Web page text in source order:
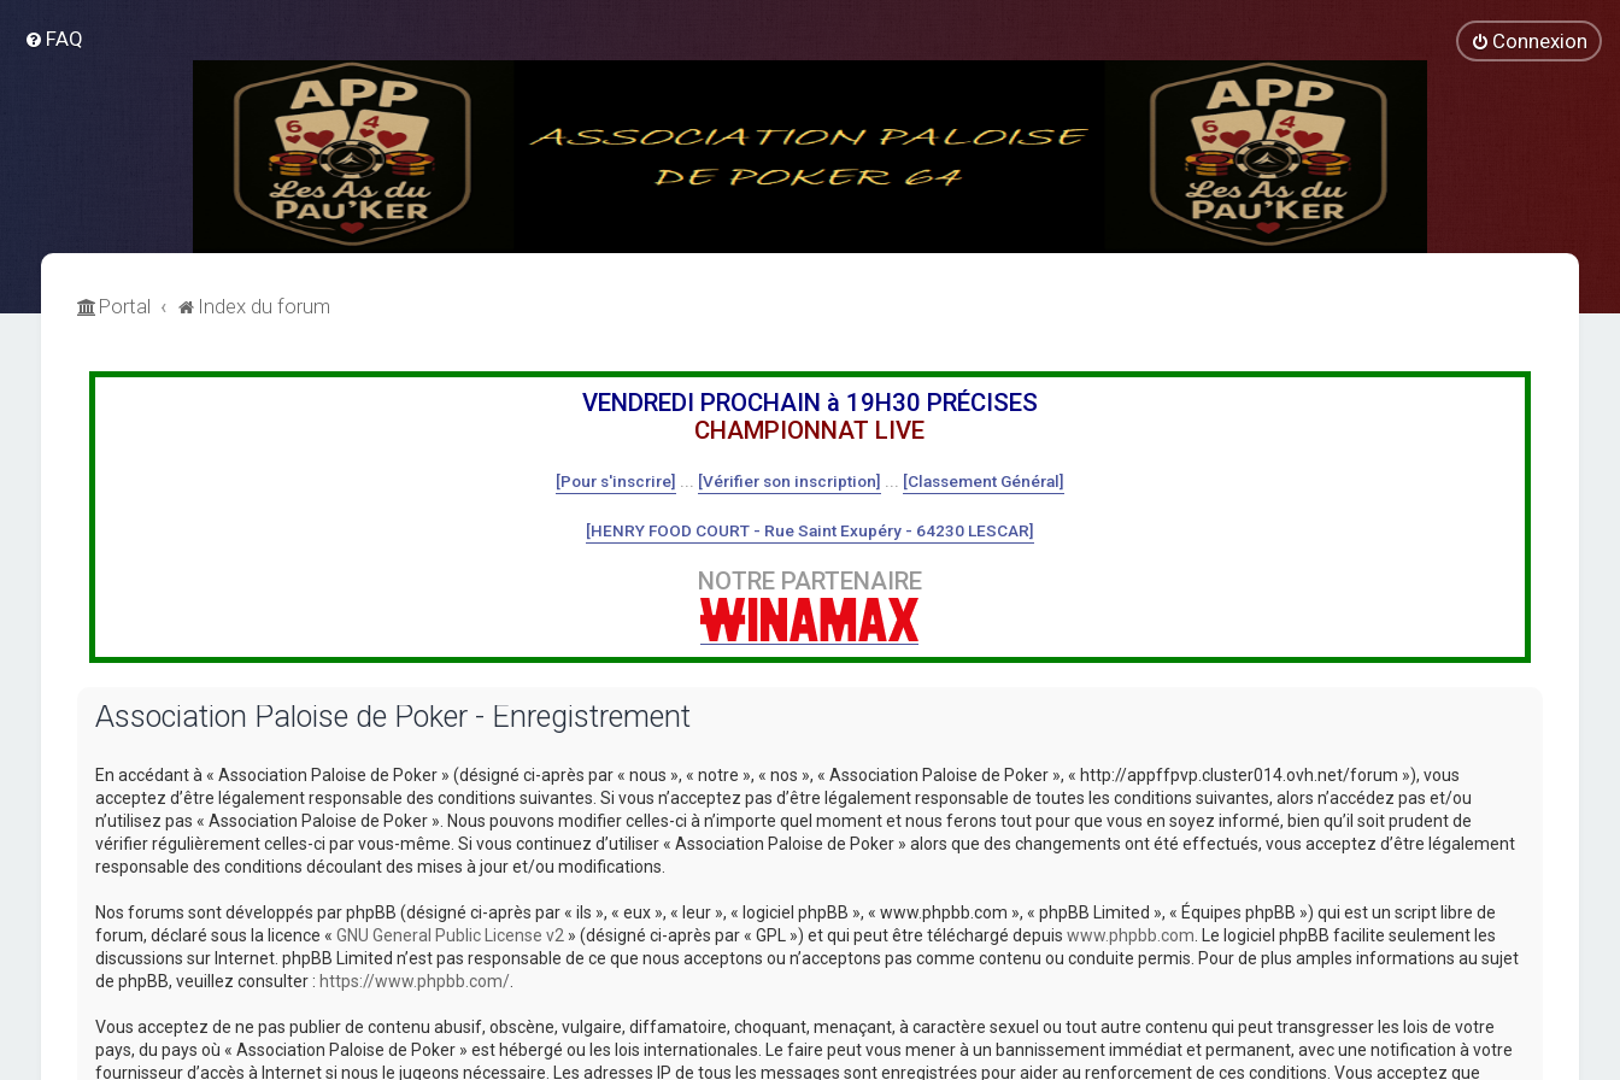
FAQ Connexion
Portal Index du forum
VENDREDI PROCHAIN à 19H30 PRÉCISES
CHAMPIONNAT LIVE
[Pour s'inscrire] [Vérifier son inscription] [Classement Général]
[HENRY FOOD COURT - Rue Saint Exupéry - 64230 LESCAR]
NOTRE PARTENAIRE
Association Paloise de Poker - Enregistrement
En accédant à « Association Paloise de Poker » (désigné ci-après par « nous », « notre », « nos », « Association Paloise de Poker », « http://appffpvp.cluster014.ovh.net/forum »), vous
acceptez d’être légalement responsable des conditions suivantes. Si vous n’acceptez pas d’être légalement responsable de toutes les conditions suivantes, alors n’accédez pas et/ou
n’utilisez pas « Association Paloise de Poker ». Nous pouvons modifier celles-ci à n’importe quel moment et nous ferons tout pour que vous en soyez informé, bien qu’il soit prudent de
vérifier régulièrement celles-ci par vous-même. Si vous continuez d’utiliser « Association Paloise de Poker » alors que des changements ont été effectués, vous acceptez d’être légalement
responsable des conditions découlant des mises à jour et/ou modifications.
Nos forums sont développés par phpBB (désigné ci-après par « ils », « eux », « leur », « logiciel phpBB », « www.phpbb.com », « phpBB Limited », « Équipes phpBB ») qui est un script libre de
forum, déclaré sous la licence « GNU General Public License v2 » (désigné ci-après par « GPL ») et qui peut être téléchargé depuis www.phpbb.com . Le logiciel phpBB facilite seulement les
discussions sur Internet. phpBB Limited n’est pas responsable de ce que nous acceptons ou n’acceptons pas comme contenu ou conduite permis. Pour de plus amples informations au sujet
de phpBB, veuillez consulter : https://www.phpbb.com/.
Vous acceptez de ne pas publier de contenu abusif, obscène, vulgaire, diffamatoire, choquant, menaçant, à caractère sexuel ou tout autre contenu qui peut transgresser les lois de votre
pays, du pays où « Association Paloise de Poker » est hébergé ou les lois internationales. Le faire peut vous mener à un bannissement immédiat et permanent, avec une notification à votre
fournisseur d’accès à Internet si nous le jugeons nécessaire. Les adresses IP de tous les messages sont enregistrées pour aider au renforcement de ces conditions. Vous acceptez que